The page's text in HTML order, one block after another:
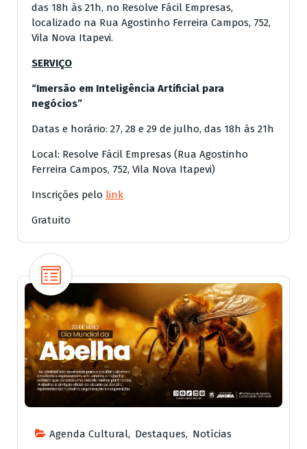
das 18h às 21h, no Resolve Fácil Empresas,
localizado na Rua Agostinho Ferreira Campos, 752,
Vila Nova Itapevi.
SERVIÇO
“Imersão em Inteligência Artificial para
negócios”
Datas e horário: 27, 28 e 29 de julho, das 18h às 21h
Local: Resolve Fácil Empresas (Rua Agostinho
Ferreira Campos, 752, Vila Nova Itapevi)
Inscrições pelo link
Gratuito
Agenda Cultural, Destaques, Notícias